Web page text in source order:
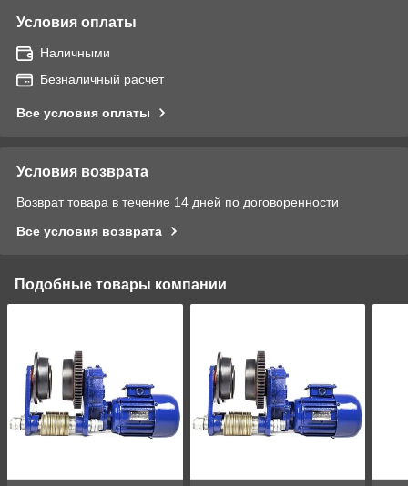
Условия оплаты
Наличными
Безналичный расчет
Все условия оплаты
Условия возврата
Возврат товара в течение 14 дней по договоренности
Все условия возврата
Подобные товары компании